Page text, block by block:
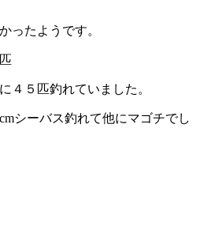
ったようです。
４５匹釣れていました。
シーバス釣れて他にマゴチでし